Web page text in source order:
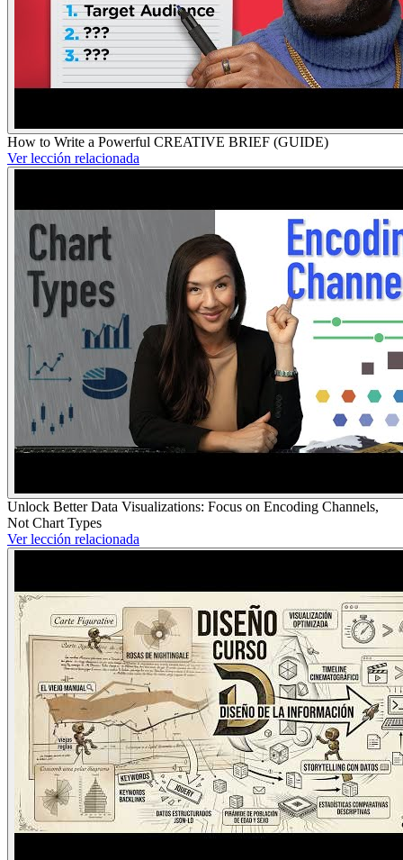
How to Write a Powerful CREATIVE BRIEF (GUIDE)
Ver lección relacionada
Unlock Better Data Visualizations: Focus on Encoding Channels,
Not Chart Types
Ver lección relacionada